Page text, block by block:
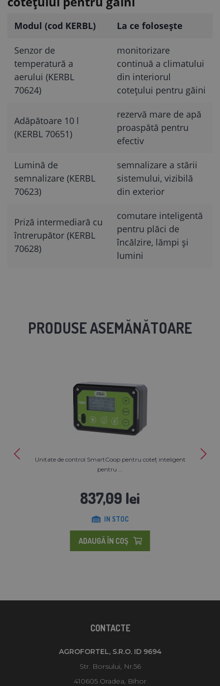
Modul (cod KERBL) La ce folosește
Senzor de
temperatură a
aerului (KERBL
70624)
monitorizare
continuă a climatului
din interiorul
cotețului pentru găini
Adăpătoare 10 l
(KERBL 70651)
rezervă mare de apă
proaspătă pentru
efectiv
Lumină de
semnalizare (KERBL
70623)
semnalizare a stării
sistemului, vizibilă
din exterior
Priză intermediară cu
întrerupător (KERBL
70628)
comutare inteligentă
pentru plăci de
încălzire, lămpi și
lumini
PRODUSE ASEMĂNĂTOARE
Unitate de control SmartCoop pentru coteț inteligent
pentru ...
837,09 lei
IN STOC
ADAUGĂ ÎN COŞ
CONTACTE
AGROFORTEL, S.R.O. ID 9694
Str. Borsului, Nr.56
410605 Oradea, Bihor